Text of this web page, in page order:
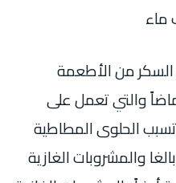
السكر من الأطعمة
والتي تعمل على
تسبب الحلوى المطاطية
والمشروبات الغازية